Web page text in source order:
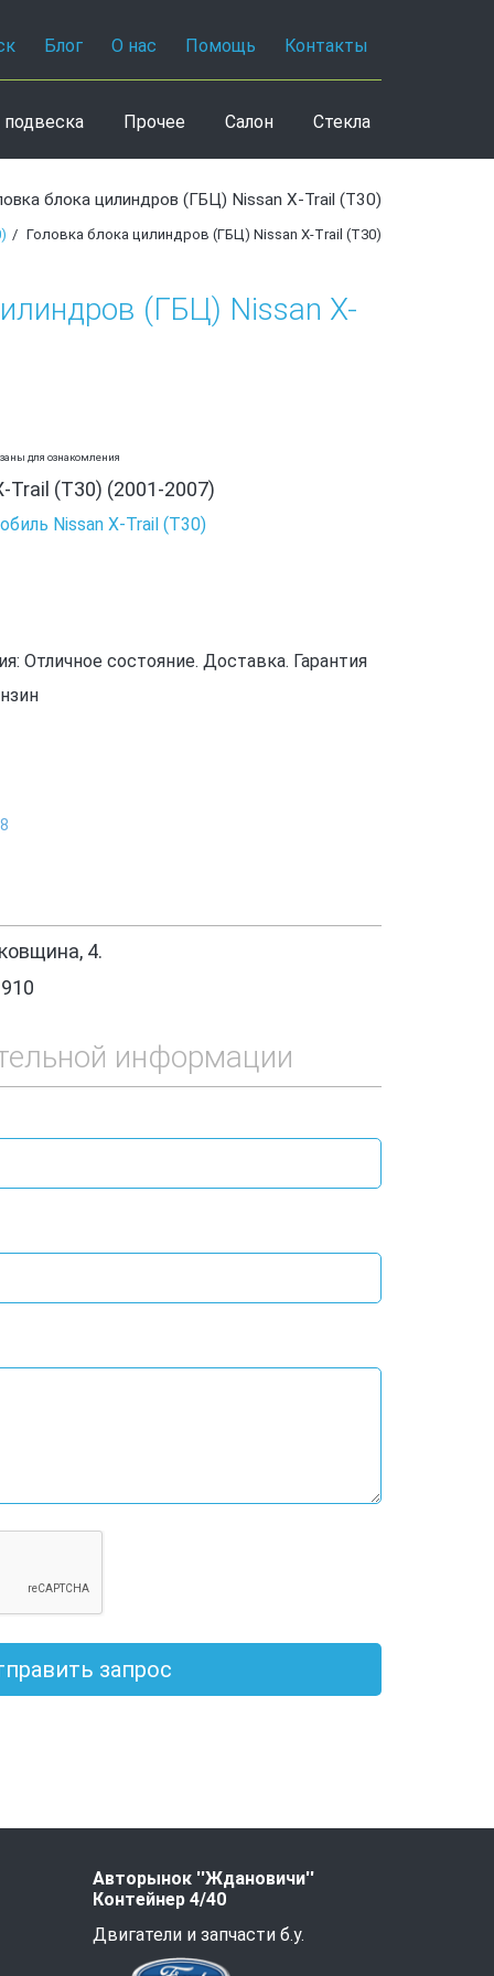
Блог О нас Помощь Контакты
Прочее Салон Стекла
блока цилиндров (ГБЦ) Nissan X-Trail (T30)
Головка блока цилиндров (ГБЦ) Nissan X-Trail (T30)
(ГБЦ) Nissan X-
для ознакомления
(T30) (2001-2007)
Nissan X-Trail (T30)
Отличное состояние. Доставка. Гарантия
4.
информации
запрос
Авторынок ''Ждановичи''
Контейнер 4/40
Двигатели и запчасти б.у.